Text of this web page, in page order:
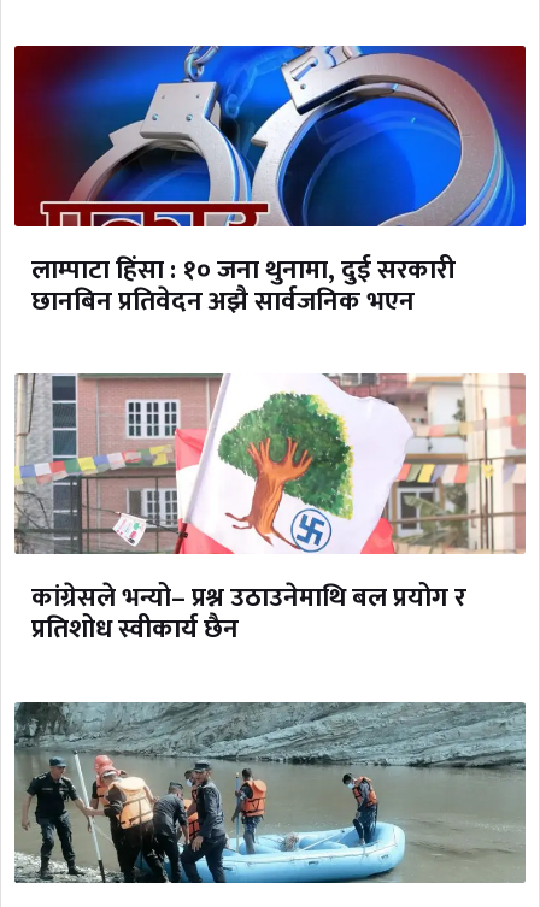
लाम्पाटा हिंसा : १० जना थुनामा, दुई सरकारी
छानबिन प्रतिवेदन अझै सार्वजनिक भएन
कांग्रेसले भन्यो– प्रश्न उठाउनेमाथि बल प्रयोग र
प्रतिशोध स्वीकार्य छैन